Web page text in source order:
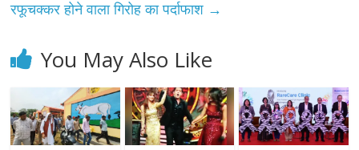
रफूचक्कर होने वाला गिरोह का पर्दाफाश →
You May Also Like